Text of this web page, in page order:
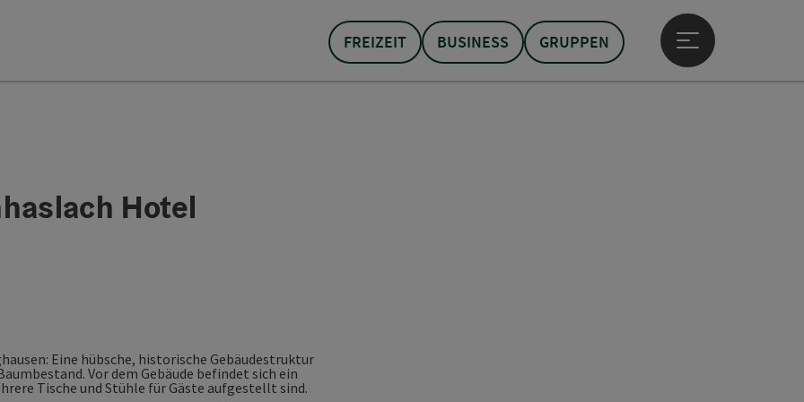
FREIZEIT BUSINESS GRUPPEN
Hauptmenü öffnen
Hotel